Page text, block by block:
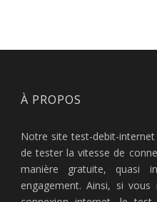
À PROPOS
Notre site test-debit-
de tester la vitesse de
manière gratuite, quasi
engagement. Ainsi, si